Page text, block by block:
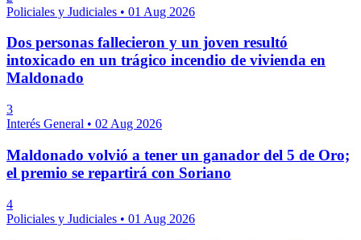
Policiales y Judiciales • 01 Aug 2026
Dos personas fallecieron y un joven resultó
intoxicado en un trágico incendio de vivienda en
Maldonado
3
Interés General • 02 Aug 2026
Maldonado volvió a tener un ganador del 5 de Oro;
el premio se repartirá con Soriano
4
Policiales y Judiciales • 01 Aug 2026